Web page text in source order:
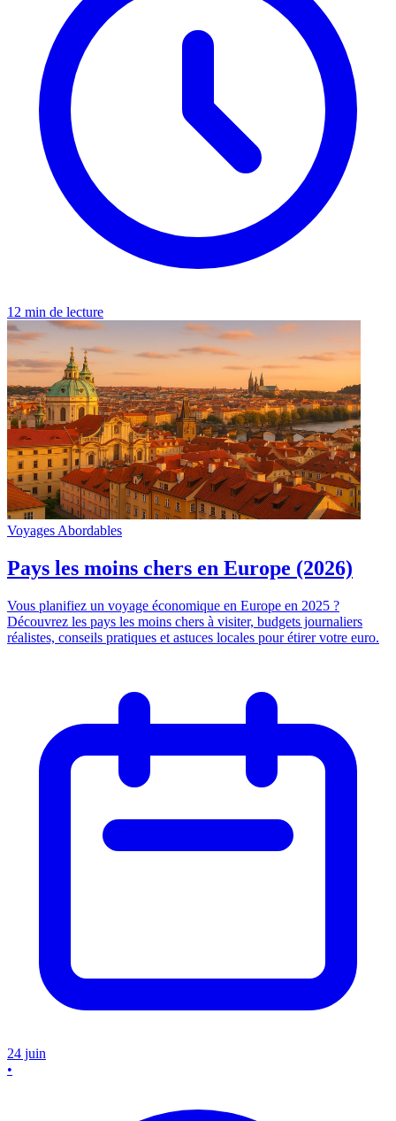
12 min de lecture
Voyages Abordables
Pays les moins chers en Europe (2026)
Vous planifiez un voyage économique en Europe en 2025 ?
Découvrez les pays les moins chers à visiter, budgets journaliers
réalistes, conseils pratiques et astuces locales pour étirer votre euro.
24 juin
•